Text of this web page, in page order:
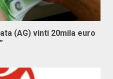
(AG) vinti 20mila euro